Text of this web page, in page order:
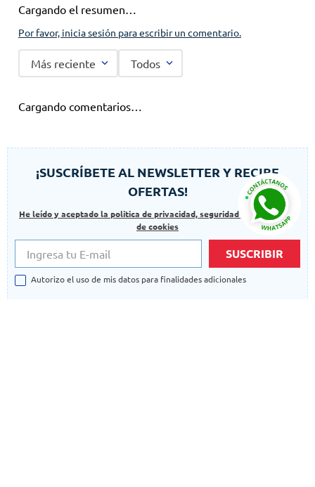
Cargando el resumen…
Por favor, inicia sesión para escribir un comentario.
Más reciente Todos
Cargando comentarios…
¡SUSCRÍBETE AL NEWSLETTER Y RECIBE
OFERTAS!
He leído y aceptado la politica de privacidad, seguridad y las politicas
de cookies
SUSCRIBIR
Autorizo el uso de mis datos para finalidades adicionales